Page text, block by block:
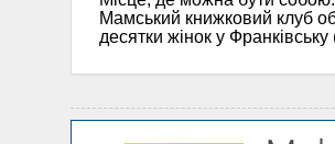
Мамський книжковий клуб
десятки жінок у